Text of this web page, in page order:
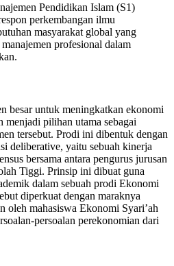
Pendidikan Islam (S1)
perkembangan ilmu
masyarakat global yang
profesional dalam
besar untuk meningkatkan ekonomi
menjadi pilihan utama sebagai
tersebut. Prodi ini dibentuk dengan
deliberative, yaitu sebuah kinerja
bersama antara pengurus jurusan
Tiggi. Prinsip ini dibuat guna
dalam sebuah prodi Ekonomi
diperkuat dengan maraknya
oleh mahasiswa Ekonomi Syari’ah
persoalan perekonomian dari